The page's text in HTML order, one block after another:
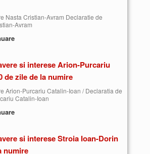
Nasta Cristian-Avram Declaratie de
Avram
si interese Arion-Purcariu
de zile de la numire
Arion-Purcariu Catalin-Ioan / Declaratia de
Catalin-Ioan
si interese Stroia Ioan-Dorin
numire